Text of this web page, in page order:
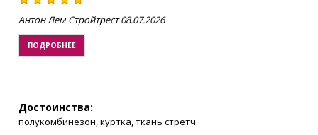
Антон Лем Стройтрест 08.07.2026
ПОДРОБНЕЕ
Достоинства:
полукомбинезон, куртка, ткань стретч